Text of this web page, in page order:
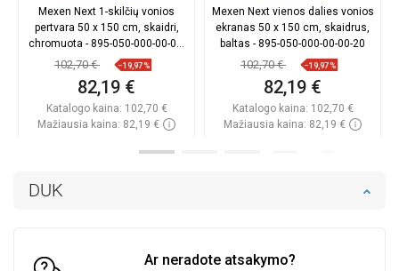
DUK
Ar neradote atsakymo?
Mexen Next 1-skilčių vonios
pertvara 50 x 150 cm, skaidri,
chromuota - 895-050-000-00-00-
102,70 € −19,97%
82,19 €
Katalogo kaina: 102,70 €
Mažiausia kaina: 82,19 €
Mexen Next vienos dalies vonios
ekranas 50 x 150 cm, skaidrus,
baltas - 895-050-000-00-00-20
102,70 € −19,97%
82,19 €
Katalogo kaina: 102,70 €
Mažiausia kaina: 82,19 €